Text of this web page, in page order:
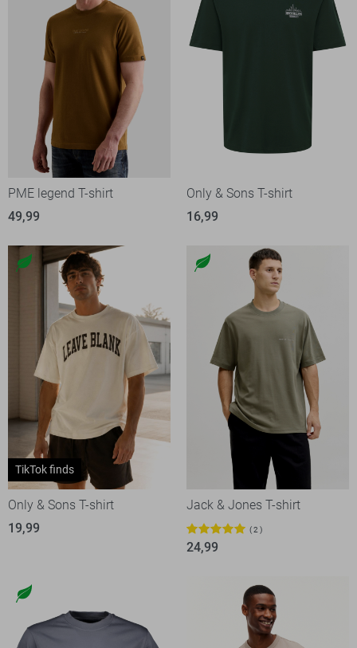
PME legend T-shirt
49,99
Only & Sons T-shirt
16,99
TikTok finds
Only & Sons T-shirt
19,99
Jack & Jones T-shirt
2
24,99